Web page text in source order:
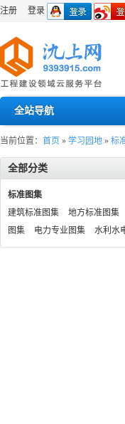
注册 登录
全站导航
当前位置： 首页 » 学习园地 » 标
全部分类
标准图集
建筑标准图集
地方标准图集
图集
电力专业图集 水利水